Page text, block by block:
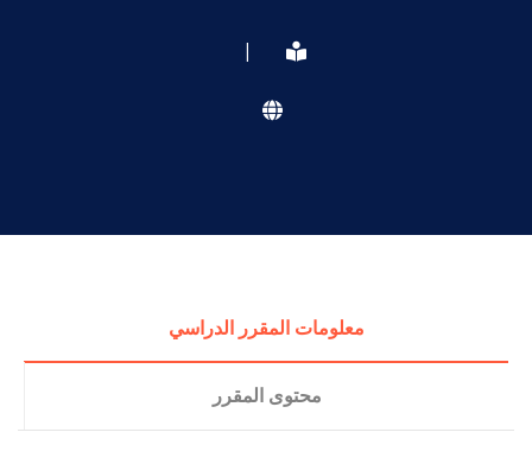
|
معلومات المقرر الدراسي
محتوى المقرر